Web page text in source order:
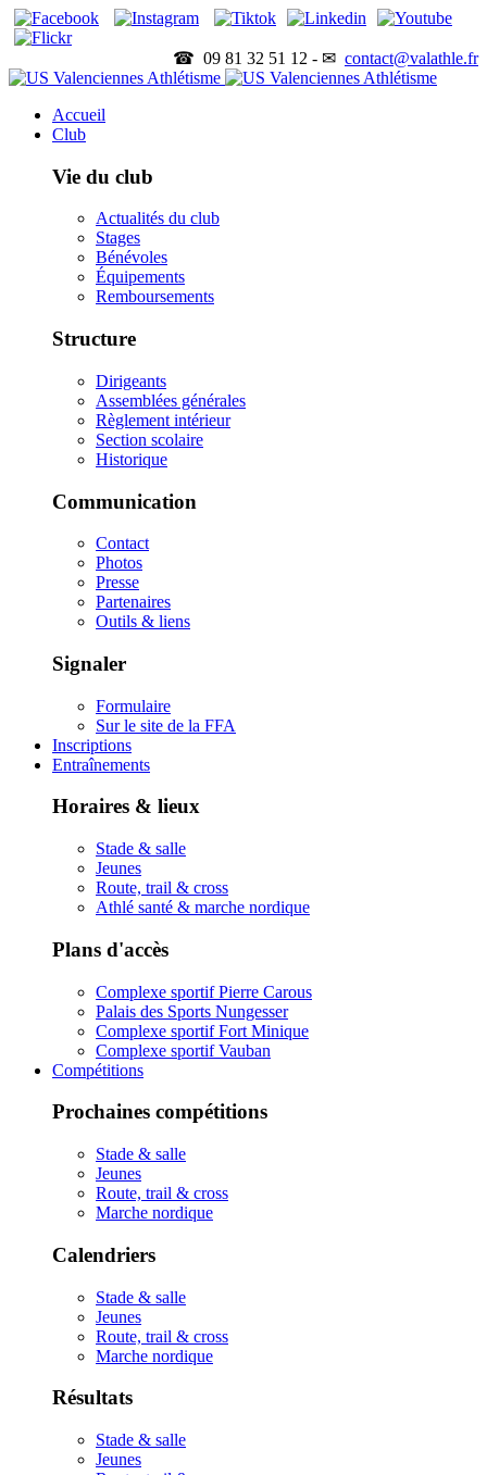
☎ 09 81 32 51 12 - ✉ contact@valathle.fr
Accueil
Club
Vie du club
Actualités du club
Stages
Bénévoles
Équipements
Remboursements
Structure
Dirigeants
Assemblées générales
Règlement intérieur
Section scolaire
Historique
Communication
Contact
Photos
Presse
Partenaires
Outils & liens
Signaler
Formulaire
Sur le site de la FFA
Inscriptions
Entraînements
Horaires & lieux
Stade & salle
Jeunes
Route, trail & cross
Athlé santé & marche nordique
Plans d'accès
Complexe sportif Pierre Carous
Palais des Sports Nungesser
Complexe sportif Fort Minique
Complexe sportif Vauban
Compétitions
Prochaines compétitions
Stade & salle
Jeunes
Route, trail & cross
Marche nordique
Calendriers
Stade & salle
Jeunes
Route, trail & cross
Marche nordique
Résultats
Stade & salle
Jeunes